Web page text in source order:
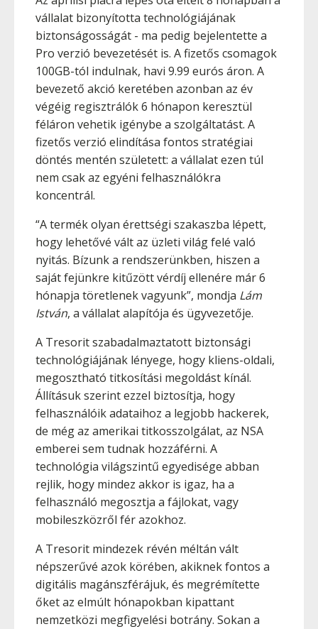
vállalat bizonyította technológiájának
biztonságosságát - ma pedig bejelentette a
Pro verzió bevezetését is. A fizetős csomagok
100GB-tól indulnak, havi 9.99 eurós áron. A
bevezető akció keretében azonban az év
végéig regisztrálók 6 hónapon keresztül
féláron vehetik igénybe a szolgáltatást. A
fizetős verzió elindítása fontos stratégiai
döntés mentén született: a vállalat ezen túl
nem csak az egyéni felhasználókra
koncentrál.
“A termék olyan érettségi szakaszba lépett,
hogy lehetővé vált az üzleti világ felé való
nyitás. Bízunk a rendszerünkben, hiszen a
saját fejünkre kitűzött vérdíj ellenére már 6
hónapja töretlenek vagyunk”, mondja Lám
István, a vállalat alapítója és ügyvezetője.
A Tresorit szabadalmaztatott biztonsági
technológiájának lényege, hogy kliens-oldali,
megosztható titkosítási megoldást kínál.
Állításuk szerint ezzel biztosítja, hogy
felhasználóik adataihoz a legjobb hackerek,
de még az amerikai titkosszolgálat, az NSA
emberei sem tudnak hozzáférni. A
technológia világszintű egyedisége abban
rejlik, hogy mindez akkor is igaz, ha a
felhasználó megosztja a fájlokat, vagy
mobileszközről fér azokhoz.
A Tresorit mindezek révén méltán vált
népszerűvé azok körében, akiknek fontos a
digitális magánszférájuk, és megrémítette
őket az elmúlt hónapokban kipattant
nemzetközi megfigyelési botrány. Sokan a